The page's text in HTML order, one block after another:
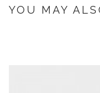
YOU MAY